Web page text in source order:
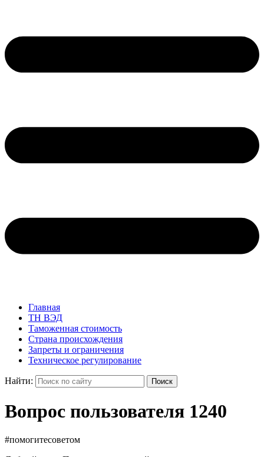
Главная
ТН ВЭД
Таможенная стоимость
Страна происхождения
Запреты и ограничения
Техническое регулирование
Найти: Поиск
Вопрос пользователя 1240
#помогитесоветом